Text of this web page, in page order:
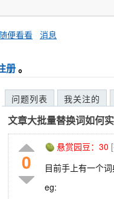
随便看看 消息
册。
问题列表 我关注的
文章大批量替换词如何
0
悬赏园豆： 30
目前手上有一个
eg: